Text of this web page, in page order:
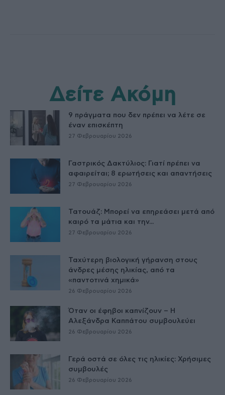
Δείτε Ακόμη
9 πράγματα που δεν πρέπει να λέτε σε
έναν επισκέπτη
27 Φεβρουαρίου 2026
Γαστρικός Δακτύλιος: Γιατί πρέπει να
αφαιρείται; 8 ερωτήσεις και απαντήσεις
27 Φεβρουαρίου 2026
Τατουάζ: Μπορεί να επηρεάσει μετά από
καιρό τα μάτια και την...
27 Φεβρουαρίου 2026
Ταχύτερη βιολογική γήρανση στους
άνδρες μέσης ηλικίας, από τα
«παντοτινά χημικά»
26 Φεβρουαρίου 2026
Όταν οι έφηβοι καπνίζουν – Η
Αλεξάνδρα Καππάτου συμβουλεύει
26 Φεβρουαρίου 2026
Γερά οστά σε όλες τις ηλικίες: Χρήσιμες
συμβουλές
26 Φεβρουαρίου 2026